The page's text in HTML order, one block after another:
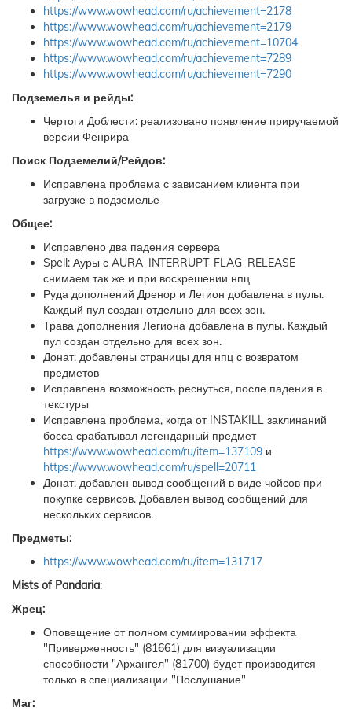
https://www.wowhead.com/ru/achievement=2178
https://www.wowhead.com/ru/achievement=2179
https://www.wowhead.com/ru/achievement=10704
https://www.wowhead.com/ru/achievement=7289
https://www.wowhead.com/ru/achievement=7290
Подземелья и рейды:
Чертоги Доблести: реализовано появление приручаемой
версии Фенрира
Поиск Подземелий/Рейдов:
Исправлена проблема с зависанием клиента при
загрузке в подземелье
Общее:
Исправлено два падения сервера
Spell: Ауры с AURA_INTERRUPT_FLAG_RELEASE
снимаем так же и при воскрешении нпц
Руда дополнений Дренор и Легион добавлена в пулы.
Каждый пул создан отдельно для всех зон.
Трава дополнения Легиона добавлена в пулы. Каждый
пул создан отдельно для всех зон.
Донат: добавлены страницы для нпц с возвратом
предметов
Исправлена возможность реснуться, после падения в
текстуры
Исправлена проблема, когда от INSTAKILL заклинаний
босса срабатывал легендарный предмет
https://www.wowhead.com/ru/item=137109 и
https://www.wowhead.com/ru/spell=20711
Донат: добавлен вывод сообщений в виде чойсов при
покупке сервисов. Добавлен вывод сообщений для
нескольких сервисов.
Предметы:
https://www.wowhead.com/ru/item=131717
Mists of Pandaria:
Жрец:
Оповещение от полном суммировании эффекта
"Приверженность" (81661) для визуализации
способности "Архангел" (81700) будет производится
только в специализации "Послушание"
Маг: